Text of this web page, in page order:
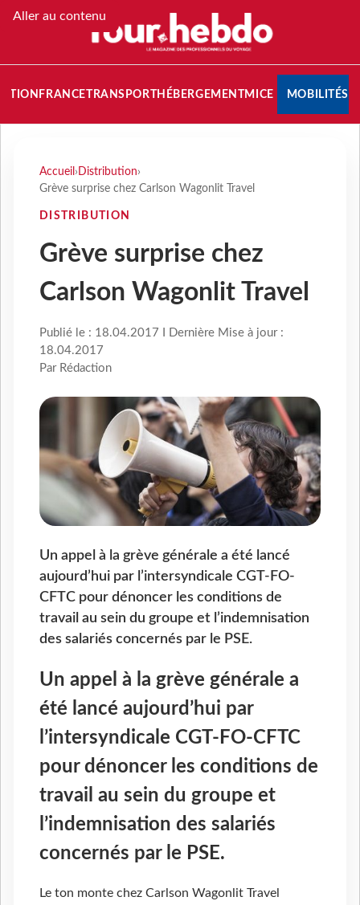
Aller au contenu
FRANCETRANSPORT HÉBERGEMENTMICE MOBILITÉS
Accueil › Distribution›
Grève surprise chez Carlson Wagonlit Travel
DISTRIBUTION
Grève surprise chez
Carlson Wagonlit Travel
Publié le : 18.04.2017 I Dernière Mise à jour :
18.04.2017
Par Rédaction
Un appel à la grève générale a été lancé
aujourd’hui par l’intersyndicale CGT-FO-
CFTC pour dénoncer les conditions de
travail au sein du groupe et l’indemnisation
des salariés concernés par le PSE.
Un appel à la grève générale a
été lancé aujourd’hui par
l’intersyndicale CGT-FO-CFTC
pour dénoncer les conditions de
travail au sein du groupe et
l’indemnisation des salariés
concernés par le PSE.
Le ton monte chez Carlson Wagonlit Travel